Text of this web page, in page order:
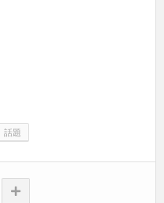
話題